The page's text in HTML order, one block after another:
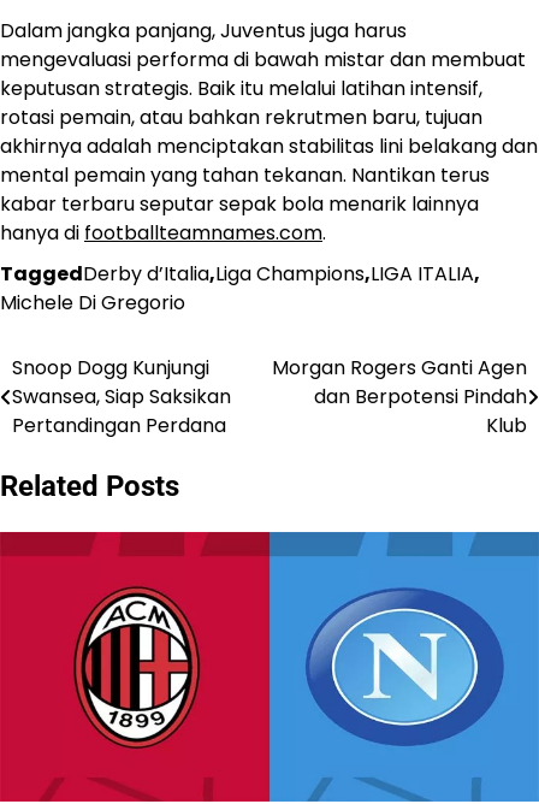
Dalam jangka panjang, Juventus juga harus
mengevaluasi performa di bawah mistar dan membuat
keputusan strategis. Baik itu melalui latihan intensif,
rotasi pemain, atau bahkan rekrutmen baru, tujuan
akhirnya adalah menciptakan stabilitas lini belakang dan
mental pemain yang tahan tekanan. Nantikan terus
kabar terbaru seputar sepak bola menarik lainnya
hanya di footballteamnames.com.
TaggedDerby d’Italia,Liga Champions,LIGA ITALIA,
Michele Di Gregorio
Post
navigation
Snoop Dogg Kunjungi
Swansea, Siap Saksikan
Pertandingan Perdana
Morgan Rogers Ganti Agen
dan Berpotensi Pindah
Klub
Related Posts